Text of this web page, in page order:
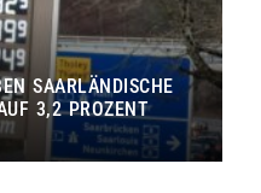
SAARLÄNDISCHE
3,2 PROZENT